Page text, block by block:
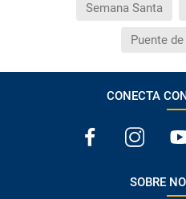
Semana Santa
Puente
CONECTA
SOBRE